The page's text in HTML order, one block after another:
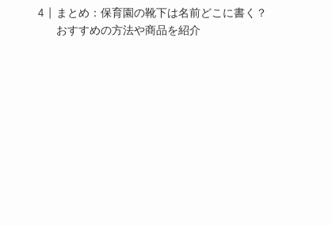
まとめ：保育園の靴下は名前どこに書く？
おすすめの方法や商品を紹介